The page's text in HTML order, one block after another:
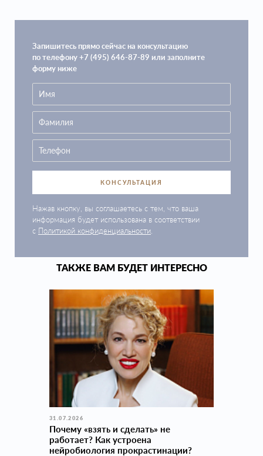
Запишитесь прямо сейчас на консультацию
по телефону +7 (495) 646-87-89 или заполните
форму ниже
КОНСУЛЬТАЦИЯ
Нажав кнопку, вы соглашаетесь с тем, что ваша
информация будет использована в соответствии
с Политикой конфиденциальности
ТАКЖЕ ВАМ БУДЕТ ИНТЕРЕСНО
31.07.2026
Почему «взять и сделать» не
работает? Как устроена
нейробиология прокраcтинации?